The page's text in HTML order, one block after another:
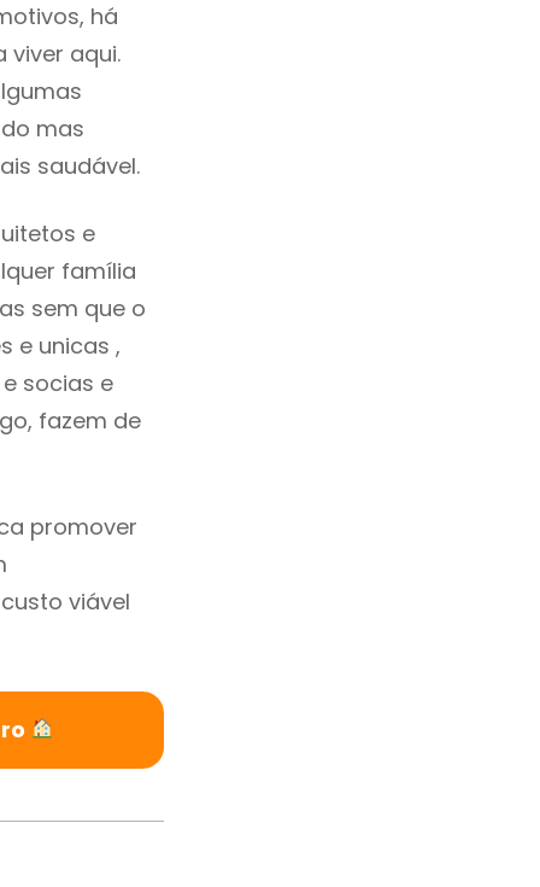
há
aqui.
mas
saudável.
e
família
sem que o
e unicas ,
socias e
fazem de
promover
viável